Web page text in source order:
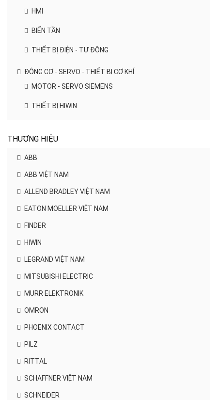
HMI
BIẾN TẦN
THIẾT BỊ ĐIỆN - TỰ ĐỘNG
ĐỘNG CƠ - SERVO - THIẾT BỊ CƠ KHÍ
MOTOR - SERVO SIEMENS
THIẾT BỊ HIWIN
THƯƠNG HIỆU
ABB
ABB VIỆT NAM
ALLEND BRADLEY VIỆT NAM
EATON MOELLER VIỆT NAM
FINDER
HIWIN
LEGRAND VIỆT NAM
MITSUBISHI ELECTRIC
MURR ELEKTRONIK
OMRON
PHOENIX CONTACT
PILZ
RITTAL
SCHAFFNER VIỆT NAM
SCHNEIDER